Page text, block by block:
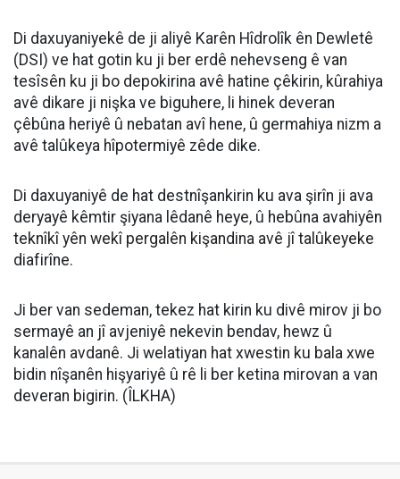
Di daxuyaniyekê de ji aliyê Karên Hîdrolîk ên Dewletê
(DSI) ve hat gotin ku ji ber erdê nehevseng ê van
tesîsên ku ji bo depokirina avê hatine çêkirin, kûrahiya
avê dikare ji nişka ve biguhere, li hinek deveran
çêbûna heriyê û nebatan avî hene, û germahiya nizm a
avê talûkeya hîpotermiyê zêde dike.
Di daxuyaniyê de hat destnîşankirin ku ava şirîn ji ava
deryayê kêmtir şiyana lêdanê heye, û hebûna avahiyên
teknîkî yên wekî pergalên kişandina avê jî talûkeyeke
diafirîne.
Ji ber van sedeman, tekez hat kirin ku divê mirov ji bo
sermayê an jî avjeniyê nekevin bendav, hewz û
kanalên avdanê. Ji welatiyan hat xwestin ku bala xwe
bidin nîşanên hişyariyê û rê li ber ketina mirovan a van
deveran bigirin. (ÎLKHA)